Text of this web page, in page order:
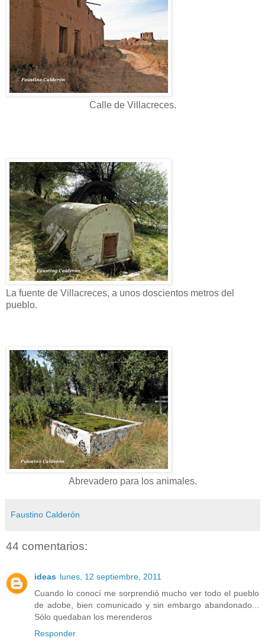
Calle de Villacreces.
La fuente de Villacreces, a unos doscientos metros del
pueblo.
Abrevadero para los animales.
Faustino Calderón
44 comentarios:
ideas lunes, 12 septiembre, 2011
Cuando lo conocí me sorprendió mucho ver todo el pueblo
de adobe, bien comunicado y sin embargo abandonado...
Sólo quedaban los merenderos
Responder